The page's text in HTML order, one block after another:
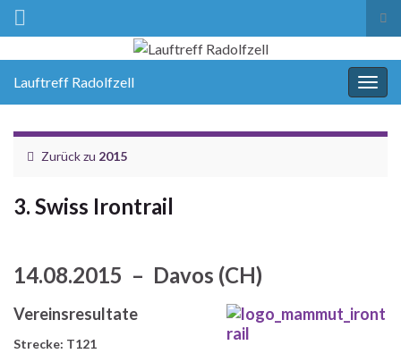
Lauftreff Radolfzell
Zurück zu 2015
3. Swiss Irontrail
14.08.2015 – Davos (CH)
Vereinsresultate
Strecke: T121